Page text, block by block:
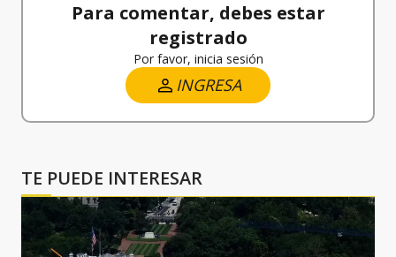
Para comentar, debes estar
registrado
Por favor, inicia sesión
INGRESA
TE PUEDE INTERESAR